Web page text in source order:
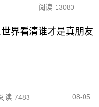
阅读 13080
界看清谁才是真朋友
读 7483 08-05